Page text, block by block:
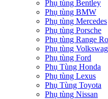
Phụ tùng Bentley
Phụ tùng BMW
Phụ tùng Mercedes
Phụ tùng Porsche
Phụ tùng Range
Phụ tùng
Phụ tùng Ford
Phụ Tùng Honda
Phụ tùng Lexus
Phụ Tùng Toyota
Phụ tùng Nissan